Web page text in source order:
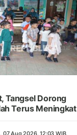
Tangsel Dorong
Terus Meningkat
07 Aug 2026, 12:03 WIB